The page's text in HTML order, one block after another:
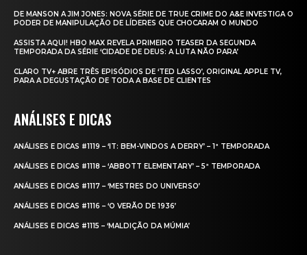
DE MANSON A JIM JONES: NOVA SÉRIE DE TRUE CRIME DO A&E INVESTIGA O
PODER DE MANIPULAÇÃO DE LÍDERES QUE CHOCARAM O MUNDO
ASSISTA AQUI! HBO MAX REVELA PRIMEIRO TEASER DA SEGUNDA
TEMPORADA DA SÉRIE ‘CIDADE DE DEUS: A LUTA NÃO PARA’
CLARO TV+ ABRE TRÊS EPISÓDIOS DE ‘TED LASSO’, ORIGINAL APPLE TV,
PARA A DEGUSTAÇÃO DE TODA A BASE DE CLIENTES
ANÁLISES E DICAS
ANÁLISES E DICAS #1119 – ‘IT: BEM-VINDOS A DERRY’ – 1ª TEMPORADA
ANÁLISES E DICAS #1118 – ‘ABBOTT ELEMENTARY’ – 5ª TEMPORADA
ANÁLISES E DICAS #1117 – ‘MESTRES DO UNIVERSO’
ANÁLISES E DICAS #1116 – ‘O VERÃO DE 1936’
ANÁLISES E DICAS #1115 – ‘MALDIÇÃO DA MÚMIA’